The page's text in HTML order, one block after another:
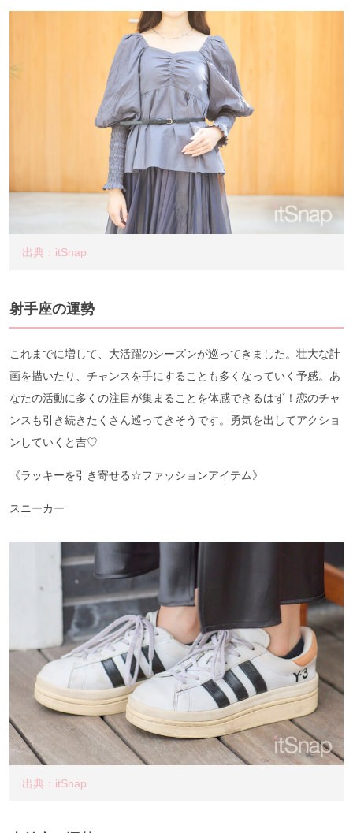
出典：itSnap
射手座の運勢
これまでに増して、大活躍のシーズンが巡ってきました。壮大な計
画を描いたり、チャンスを手にすることも多くなっていく予感。あ
なたの活動に多くの注目が集まることを体感できるはず！恋のチャ
ンスも引き続きたくさん巡ってきそうです。勇気を出してアクショ
ンしていくと吉♡
《ラッキーを引き寄せる☆ファッションアイテム》
スニーカー
出典：itSnap